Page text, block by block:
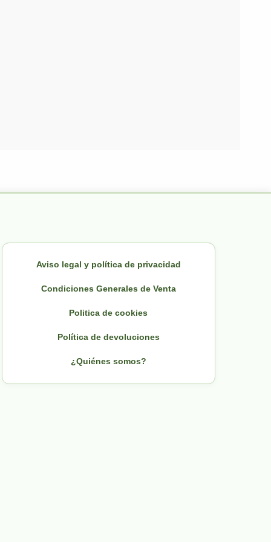
Aviso legal y política de privacidad
Condiciones Generales de Venta
Politica de cookies
Política de devoluciones
¿Quiénes somos?